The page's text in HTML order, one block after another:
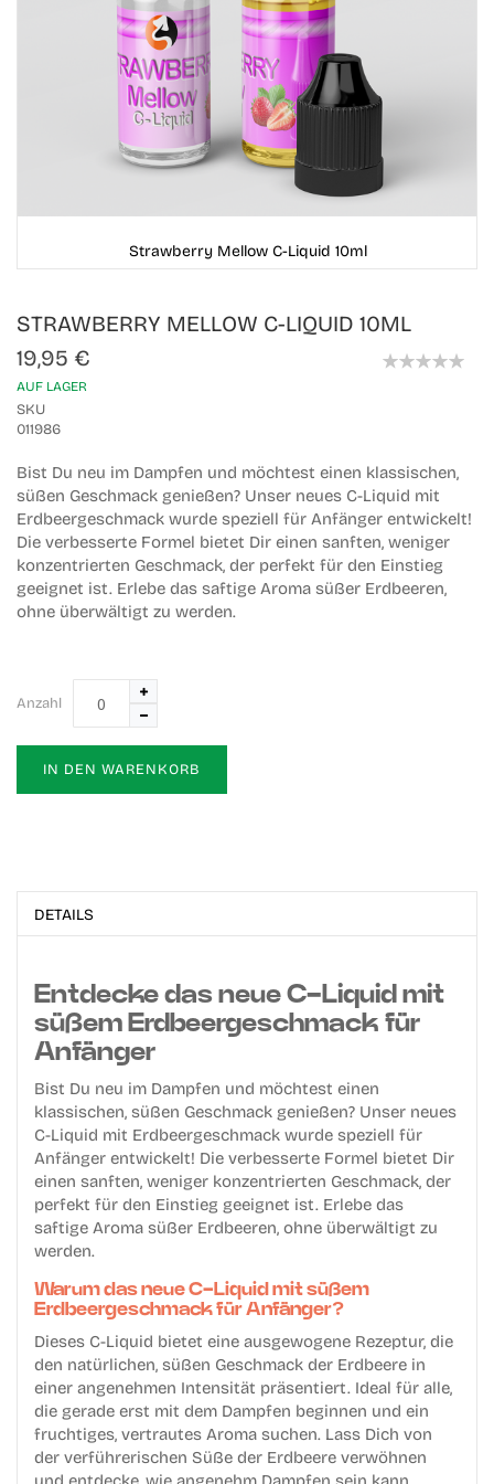
STRAWBERRY MELLOW C-LIQUID 10ML
19,95 €
AUF LAGER
SKU
011986
Bist Du neu im Dampfen und möchtest einen klassischen,
süßen Geschmack genießen? Unser neues C-Liquid mit
Erdbeergeschmack wurde speziell für Anfänger entwickelt!
Die verbesserte Formel bietet Dir einen sanften, weniger
konzentrierten Geschmack, der perfekt für den Einstieg
geeignet ist. Erlebe das saftige Aroma süßer Erdbeeren,
ohne überwältigt zu werden.
Anzahl
IN DEN WARENKORB
Strawberry Mellow C-Liquid 10ml
to
beginning
of
images
gallery
DETAILS
Entdecke das neue C-Liquid mit
süßem Erdbeergeschmack für
Anfänger
Bist Du neu im Dampfen und möchtest einen
klassischen, süßen Geschmack genießen? Unser neues
C-Liquid mit Erdbeergeschmack wurde speziell für
Anfänger entwickelt! Die verbesserte Formel bietet Dir
einen sanften, weniger konzentrierten Geschmack, der
perfekt für den Einstieg geeignet ist. Erlebe das
saftige Aroma süßer Erdbeeren, ohne überwältigt zu
werden.
Warum das neue C-Liquid mit süßem
Erdbeergeschmack für Anfänger?
Dieses C-Liquid bietet eine ausgewogene Rezeptur, die
den natürlichen, süßen Geschmack der Erdbeere in
einer angenehmen Intensität präsentiert. Ideal für alle,
die gerade erst mit dem Dampfen beginnen und ein
fruchtiges, vertrautes Aroma suchen. Lass Dich von
der verführerischen Süße der Erdbeere verwöhnen